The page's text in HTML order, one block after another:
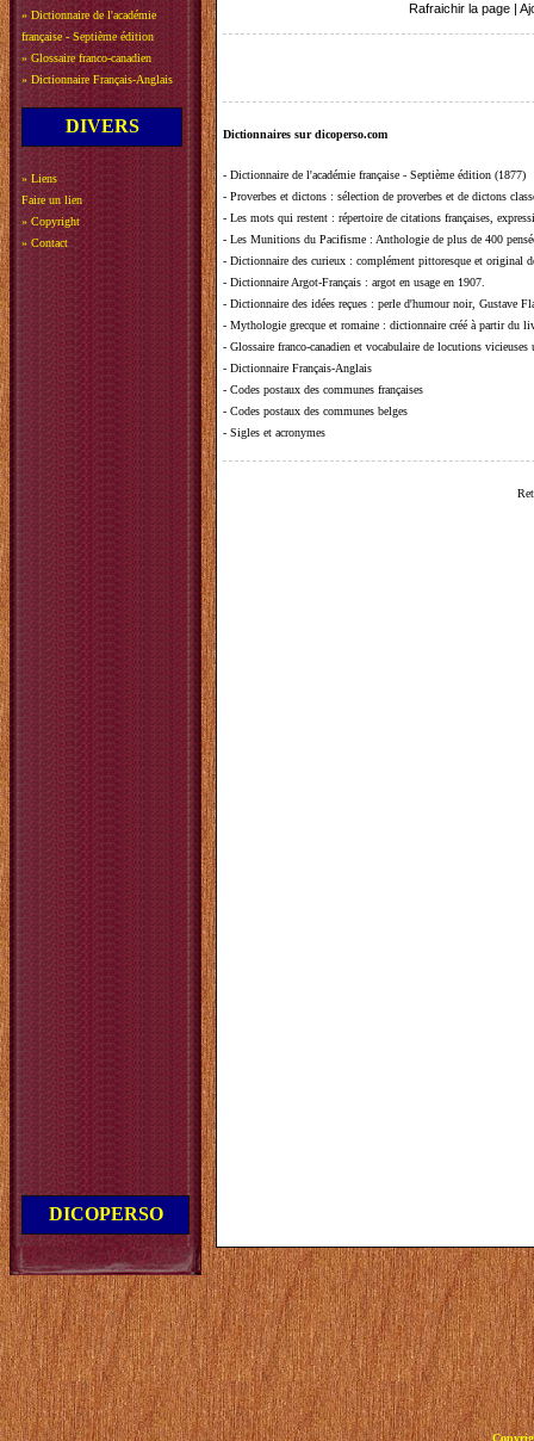
» Dictionnaire de l'académie
française - Septième édition
» Glossaire franco-canadien
» Dictionnaire Français-Anglais
DIVERS
» Liens
Faire un lien
» Copyright
» Contact
DICOPERSO
Rafraichir la page
Dictionnaires sur dicoperso.com
- Dictionnaire de l'académie française - Septième édition (1877)
- Proverbes et dictons : sélection de proverbes et de dictons
- Les mots qui restent : répertoire de citations françaises,
- Les Munitions du Pacifisme : Anthologie de plus de 400
- Dictionnaire des curieux : complément pittoresque et original
- Dictionnaire Argot-Français : argot en usage en 1907.
- Dictionnaire des idées reçues : perle d'humour noir, Gustave
- Mythologie grecque et romaine : dictionnaire créé à partir du
- Glossaire franco-canadien et vocabulaire de locutions vicieuses
- Dictionnaire Français-Anglais
- Codes postaux des communes françaises
- Codes postaux des communes belges
- Sigles et acronymes